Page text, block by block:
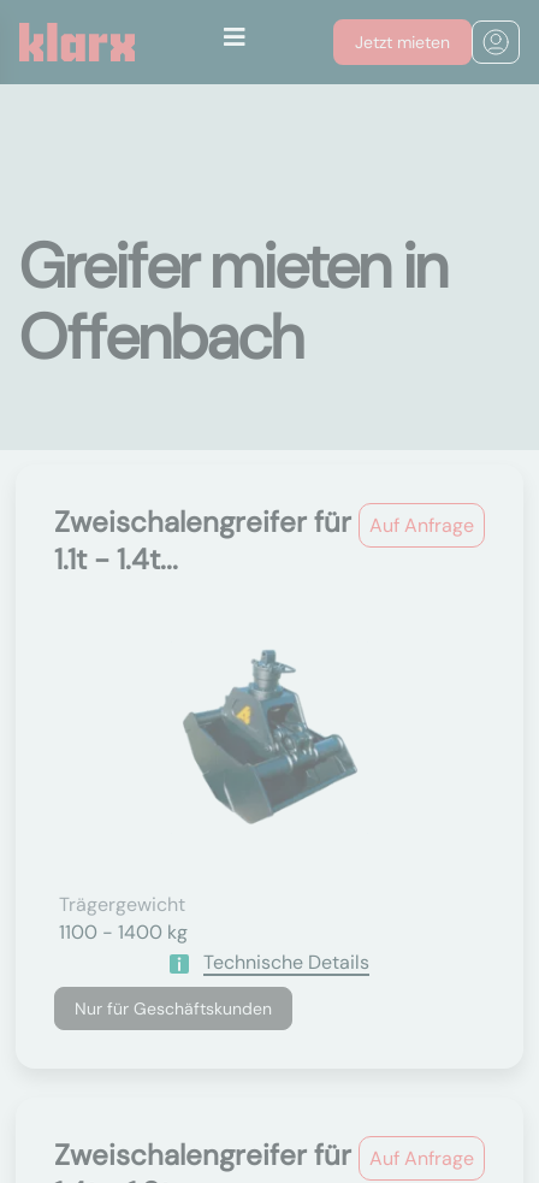
Jetzt mieten
Greifer mieten in
Offenbach
Auf Anfrage
Zweischalengreifer für
1.1t - 1.4t...
Trägergewicht
1100 - 1400 kg
Technische Details
Nur für Geschäftskunden
Auf Anfrage
Zweischalengreifer für